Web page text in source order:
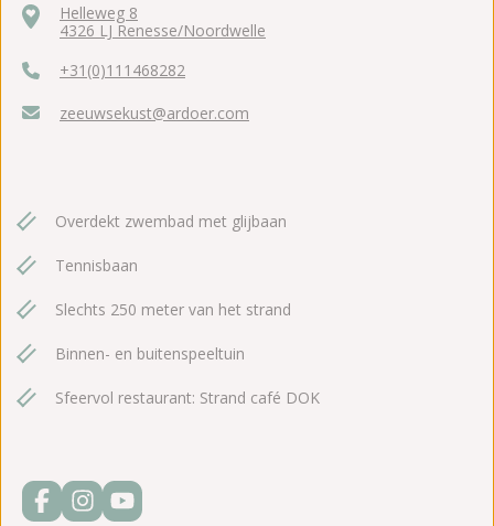
Helleweg 8
4326 LJ Renesse/Noordwelle
+31(0)111468282
zeeuwsekust@ardoer.com
Overdekt zwembad met glijbaan
Tennisbaan
Slechts 250 meter van het strand
Binnen- en buitenspeeltuin
Sfeervol restaurant: Strand café DOK